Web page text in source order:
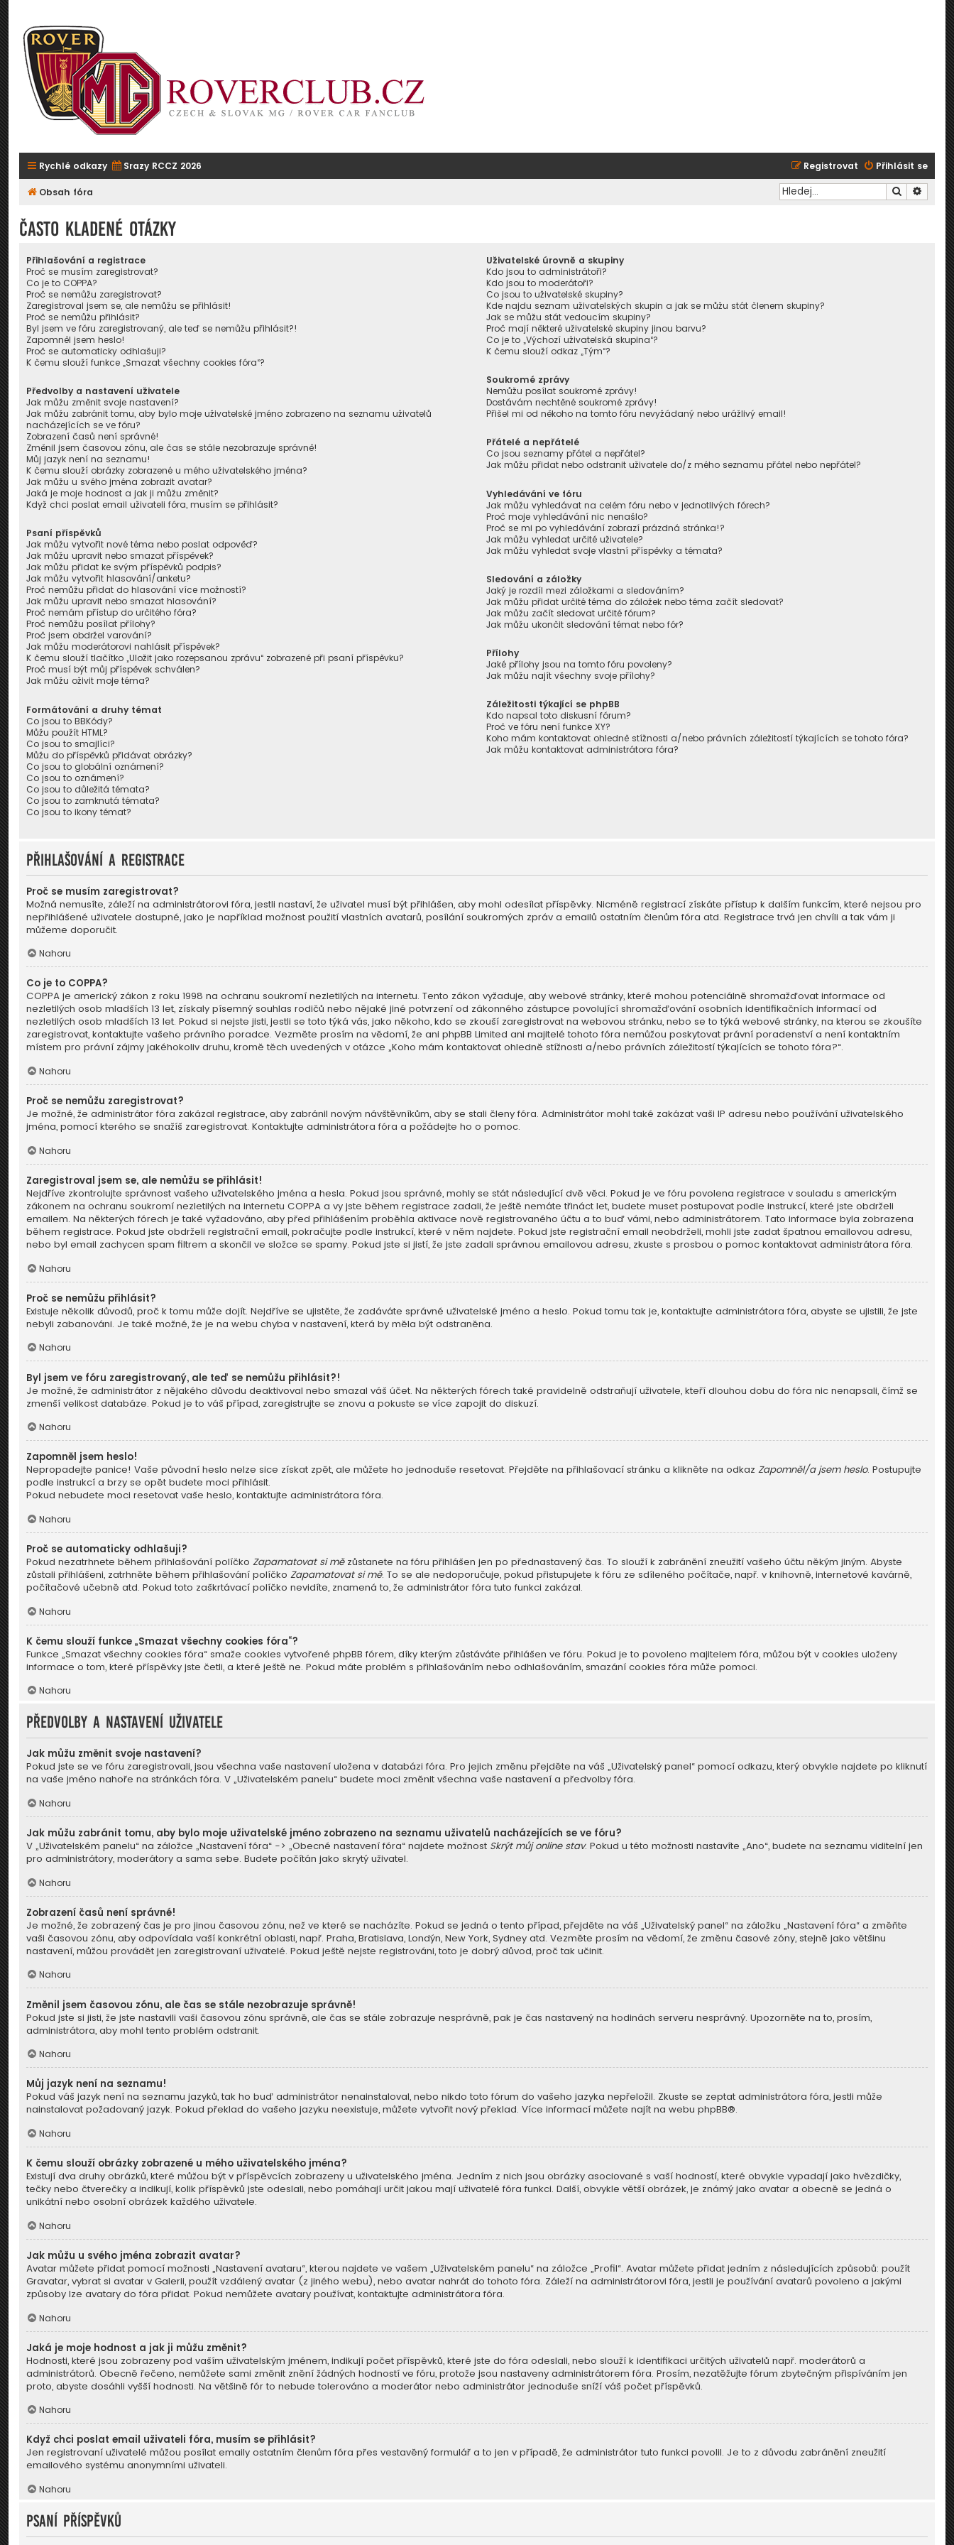
Rychlé odkazy Srazy RCCZ 2026 Přihlásit se
Registrovat
Obsah fóra Hledat
Často kladené otázky
Přihlašování a registrace
Proč se musím zaregistrovat?
Co je to COPPA?
Proč se nemůžu zaregistrovat?
Zaregistroval jsem se, ale nemůžu se přihlásit!
Proč se nemůžu přihlásit?
Byl jsem ve fóru zaregistrovaný, ale teď se nemůžu přihlásit?!
Zapomněl jsem heslo!
Proč se automaticky odhlašuji?
K čemu slouží funkce „Smazat všechny cookies fóra“?
Předvolby a nastavení uživatele
Jak můžu změnit svoje nastavení?
Jak můžu zabránit tomu, aby bylo moje uživatelské jméno zobrazeno na seznamu uživatelů
nacházejících se ve fóru?
Zobrazení časů není správné!
Změnil jsem časovou zónu, ale čas se stále nezobrazuje správně!
Můj jazyk není na seznamu!
K čemu slouží obrázky zobrazené u mého uživatelského jména?
Jak můžu u svého jména zobrazit avatar?
Jaká je moje hodnost a jak ji můžu změnit?
Když chci poslat email uživateli fóra, musím se přihlásit?
Psaní příspěvků
Jak můžu vytvořit nové téma nebo poslat odpověď?
Jak můžu upravit nebo smazat příspěvek?
Jak můžu přidat ke svým příspěvků podpis?
Jak můžu vytvořit hlasování/anketu?
Proč nemůžu přidat do hlasování více možností?
Jak můžu upravit nebo smazat hlasování?
Proč nemám přístup do určitého fóra?
Proč nemůžu posílat přílohy?
Proč jsem obdržel varování?
Jak můžu moderátorovi nahlásit příspěvek?
K čemu slouží tlačítko „Uložit jako rozepsanou zprávu“ zobrazené při psaní příspěvku?
Proč musí být můj příspěvek schválen?
Jak můžu oživit moje téma?
Formátování a druhy témat
Co jsou to BBKódy?
Můžu použít HTML?
Co jsou to smajlíci?
Můžu do příspěvků přidávat obrázky?
Co jsou to globální oznámení?
Co jsou to oznámení?
Co jsou to důležitá témata?
Co jsou to zamknutá témata?
Co jsou to ikony témat?
Uživatelské úrovně a skupiny
Kdo jsou to administrátoři?
Kdo jsou to moderátoři?
Co jsou to uživatelské skupiny?
Kde najdu seznam uživatelských skupin a jak se můžu stát členem skupiny?
Jak se můžu stát vedoucím skupiny?
Proč mají některé uživatelské skupiny jinou barvu?
Co je to „Výchozí uživatelská skupina“?
K čemu slouží odkaz „Tým“?
Soukromé zprávy
Nemůžu posílat soukromé zprávy!
Dostávám nechtěné soukromé zprávy!
Přišel mi od někoho na tomto fóru nevyžádaný nebo urážlivý email!
Přátelé a nepřátelé
Co jsou seznamy přátel a nepřátel?
Jak můžu přidat nebo odstranit uživatele do/z mého seznamu přátel nebo nepřátel?
Vyhledávání ve fóru
Jak můžu vyhledávat na celém fóru nebo v jednotlivých fórech?
Proč moje vyhledávání nic nenašlo?
Proč se mi po vyhledávání zobrazí prázdná stránka!?
Jak můžu vyhledat určité uživatele?
Jak můžu vyhledat svoje vlastní příspěvky a témata?
Sledování a záložky
Jaký je rozdíl mezi záložkami a sledováním?
Jak můžu přidat určité téma do záložek nebo téma začít sledovat?
Jak můžu začít sledovat určité fórum?
Jak můžu ukončit sledování témat nebo fór?
Přílohy
Jaké přílohy jsou na tomto fóru povoleny?
Jak můžu najít všechny svoje přílohy?
Záležitosti týkající se phpBB
Kdo napsal toto diskusní fórum?
Proč ve fóru není funkce XY?
Koho mám kontaktovat ohledně stížnosti a/nebo právních záležitostí týkajících se tohoto fóra?
Jak můžu kontaktovat administrátora fóra?
Přihlašování a registrace
Proč se musím zaregistrovat?
Možná nemusíte, záleží na administrátorovi fóra, jestli nastaví, že uživatel musí být přihlášen, aby mohl odesílat příspěvky. Nicméně registrací získáte přístup k dalším funkcím, které nejsou pro
nepřihlášené uživatele dostupné, jako je například možnost použití vlastních avatarů, posílání soukromých zpráv a emailů ostatním členům fóra atd. Registrace trvá jen chvíli a tak vám ji
můžeme doporučit.
Nahoru
Co je to COPPA?
COPPA je americký zákon z roku 1998 na ochranu soukromí nezletilých na internetu. Tento zákon vyžaduje, aby webové stránky, které mohou potenciálně shromažďovat informace od
nezletilých osob mladších 13 let, získaly písemný souhlas rodičů nebo nějaké jiné potvrzení od zákonného zástupce povolující shromažďování osobních identifikačních informací od
nezletilých osob mladších 13 let. Pokud si nejste jisti, jestli se toto týká vás, jako někoho, kdo se zkouší zaregistrovat na webovou stránku, nebo se to týká webové stránky, na kterou se zkoušíte
zaregistrovat, kontaktujte vašeho právního poradce. Vezměte prosím na vědomí, že ani phpBB Limited ani majitelé tohoto fóra nemůžou poskytovat právní poradenství a není kontaktním
místem pro právní zájmy jakéhokoliv druhu, kromě těch uvedených v otázce „Koho mám kontaktovat ohledně stížnosti a/nebo právních záležitostí týkajících se tohoto fóra?“.
Nahoru
Proč se nemůžu zaregistrovat?
Je možné, že administrátor fóra zakázal registrace, aby zabránil novým návštěvníkům, aby se stali členy fóra. Administrátor mohl také zakázat vaši IP adresu nebo používání uživatelského
jména, pomocí kterého se snažíš zaregistrovat. Kontaktujte administrátora fóra a požádejte ho o pomoc.
Nahoru
Zaregistroval jsem se, ale nemůžu se přihlásit!
Nejdříve zkontrolujte správnost vašeho uživatelského jména a hesla. Pokud jsou správné, mohly se stát následující dvě věci. Pokud je ve fóru povolena registrace v souladu s americkým
zákonem na ochranu soukromí nezletilých na internetu COPPA a vy jste během registrace zadali, že ještě nemáte třináct let, budete muset postupovat podle instrukcí, které jste obdrželi
emailem. Na některých fórech je také vyžadováno, aby před přihlášením proběhla aktivace nově registrovaného účtu a to buď vámi, nebo administrátorem. Tato informace byla zobrazena
během registrace. Pokud jste obdrželi registrační email, pokračujte podle instrukcí, které v něm najdete. Pokud jste registrační email neobdrželi, mohli jste zadat špatnou emailovou adresu,
nebo byl email zachycen spam filtrem a skončil ve složce se spamy. Pokud jste si jistí, že jste zadali správnou emailovou adresu, zkuste s prosbou o pomoc kontaktovat administrátora fóra.
Nahoru
Proč se nemůžu přihlásit?
Existuje několik důvodů, proč k tomu může dojít. Nejdříve se ujistěte, že zadáváte správné uživatelské jméno a heslo. Pokud tomu tak je, kontaktujte administrátora fóra, abyste se ujistili, že jste
nebyli zabanováni. Je také možné, že je na webu chyba v nastavení, která by měla být odstraněna.
Nahoru
Byl jsem ve fóru zaregistrovaný, ale teď se nemůžu přihlásit?!
Je možné, že administrátor z nějakého důvodu deaktivoval nebo smazal váš účet. Na některých fórech také pravidelně odstraňují uživatele, kteří dlouhou dobu do fóra nic nenapsali, čímž se
zmenší velikost databáze. Pokud je to váš případ, zaregistrujte se znovu a pokuste se více zapojit do diskuzí.
Nahoru
Zapomněl jsem heslo!
Nepropadejte panice! Vaše původní heslo nelze sice získat zpět, ale můžete ho jednoduše resetovat. Přejděte na přihlašovací stránku a klikněte na odkaz Zapomněl/a jsem heslo. Postupujte
podle instrukcí a brzy se opět budete moci přihlásit.
Pokud nebudete moci resetovat vaše heslo, kontaktujte administrátora fóra.
Nahoru
Proč se automaticky odhlašuji?
Pokud nezatrhnete během přihlašování políčko Zapamatovat si mězůstanete na fóru přihlášen jen po přednastavený čas. To slouží k zabránění zneužití vašeho účtu někým jiným. Abyste
zůstali přihlášeni, zatrhněte během přihlašování políčko Zapamatovat si mě. To se ale nedoporučuje, pokud přistupujete k fóru ze sdíleného počítače, např. v knihovně, internetové kavárně,
počítačové učebně atd. Pokud toto zaškrtávací políčko nevidíte, znamená to, že administrátor fóra tuto funkci zakázal.
Nahoru
K čemu slouží funkce „Smazat všechny cookies fóra“?
Funkce „Smazat všechny cookies fóra“ smaže cookies vytvořené phpBB fórem, díky kterým zůstáváte přihlášen ve fóru. Pokud je to povoleno majitelem fóra, můžou být v cookies uloženy
informace o tom, které příspěvky jste četli, a které ještě ne. Pokud máte problém s přihlašováním nebo odhlašováním, smazání cookies fóra může pomoci.
Nahoru
Předvolby a nastavení uživatele
Jak můžu změnit svoje nastavení?
Pokud jste se ve fóru zaregistrovali, jsou všechna vaše nastavení uložena v databázi fóra. Pro jejich změnu přejděte na váš „Uživatelský panel“ pomocí odkazu, který obvykle najdete po kliknutí
na vaše jméno nahoře na stránkách fóra. V „Uživatelském panelu“ budete moci změnit všechna vaše nastavení a předvolby fóra.
Nahoru
Jak můžu zabránit tomu, aby bylo moje uživatelské jméno zobrazeno na seznamu uživatelů nacházejících se ve fóru?
V „Uživatelském panelu“ na záložce „Nastavení fóra“ -> „Obecné nastavení fóra“ najdete možnost Skrýt můj online stav. Pokud u této možnosti nastavíte „Ano“, budete na seznamu viditelní jen
pro administrátory, moderátory a sama sebe. Budete počítán jako skrytý uživatel.
Nahoru
Zobrazení časů není správné!
Je možné, že zobrazený čas je pro jinou časovou zónu, než ve které se nacházíte. Pokud se jedná o tento případ, přejděte na váš „Uživatelský panel“ na záložku „Nastavení fóra“ a změňte
vaši časovou zónu, aby odpovídala vaší konkrétní oblasti, např. Praha, Bratislava, Londýn, New York, Sydney atd. Vezměte prosím na vědomí, že změnu časové zóny, stejně jako většinu
nastavení, můžou provádět jen zaregistrovaní uživatelé. Pokud ještě nejste registrováni, toto je dobrý důvod, proč tak učinit.
Nahoru
Změnil jsem časovou zónu, ale čas se stále nezobrazuje správně!
Pokud jste si jisti, že jste nastavili vaši časovou zónu správně, ale čas se stále zobrazuje nesprávně, pak je čas nastavený na hodinách serveru nesprávný. Upozorněte na to, prosím,
administrátora, aby mohl tento problém odstranit.
Nahoru
Můj jazyk není na seznamu!
Pokud váš jazyk není na seznamu jazyků, tak ho buď administrátor nenainstaloval, nebo nikdo toto fórum do vašeho jazyka nepřeložil. Zkuste se zeptat administrátora fóra, jestli může
nainstalovat požadovaný jazyk. Pokud překlad do vašeho jazyku neexistuje, můžete vytvořit nový překlad. Více informací můžete najít na webu phpBB®.
Nahoru
K čemu slouží obrázky zobrazené u mého uživatelského jména?
Existují dva druhy obrázků, které můžou být v příspěvcích zobrazeny u uživatelského jména. Jedním z nich jsou obrázky asociované s vaší hodností, které obvykle vypadají jako hvězdičky,
tečky nebo čtverečky a indikují, kolik příspěvků jste odeslali, nebo pomáhají určit jakou mají uživatelé fóra funkci. Další, obvykle větší obrázek, je známý jako avatar a obecně se jedná o
unikátní nebo osobní obrázek každého uživatele.
Nahoru
Jak můžu u svého jména zobrazit avatar?
Avatar můžete přidat pomocí možnosti „Nastavení avataru“, kterou najdete ve vašem „Uživatelském panelu“ na záložce „Profil“. Avatar můžete přidat jedním z následujících způsobů: použít
Gravatar, vybrat si avatar v Galerii, použít vzdálený avatar (z jiného webu), nebo avatar nahrát do tohoto fóra. Záleží na administrátorovi fóra, jestli je používání avatarů povoleno a jakými
způsoby lze avatary do fóra přidat. Pokud nemůžete avatary používat, kontaktujte administrátora fóra.
Nahoru
Jaká je moje hodnost a jak ji můžu změnit?
Hodnosti, které jsou zobrazeny pod vaším uživatelským jménem, indikují počet příspěvků, které jste do fóra odeslali, nebo slouží k identifikaci určitých uživatelů např. moderátorů a
administrátorů. Obecně řečeno, nemůžete sami změnit znění žádných hodností ve fóru, protože jsou nastaveny administrátorem fóra. Prosím, nezatěžujte fórum zbytečným přispíváním jen
proto, abyste dosáhli vyšší hodnosti. Na většině fór to nebude tolerováno a moderátor nebo administrátor jednoduše sníží váš počet příspěvků.
Nahoru
Když chci poslat email uživateli fóra, musím se přihlásit?
Jen registrovaní uživatelé můžou posílat emaily ostatním členům fóra přes vestavěný formulář a to jen v případě, že administrátor tuto funkci povolil. Je to z důvodu zabránění zneužití
emailového systému anonymními uživateli.
Nahoru
Psaní příspěvků